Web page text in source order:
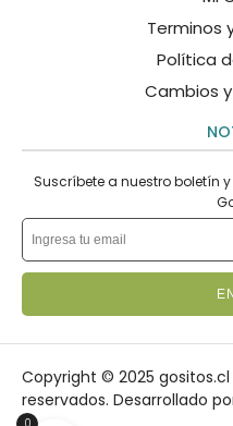
Terminos
Política
Cambios
Suscríbete a nuestro boletín
Copyright © 2025
reservados. Desarrollado